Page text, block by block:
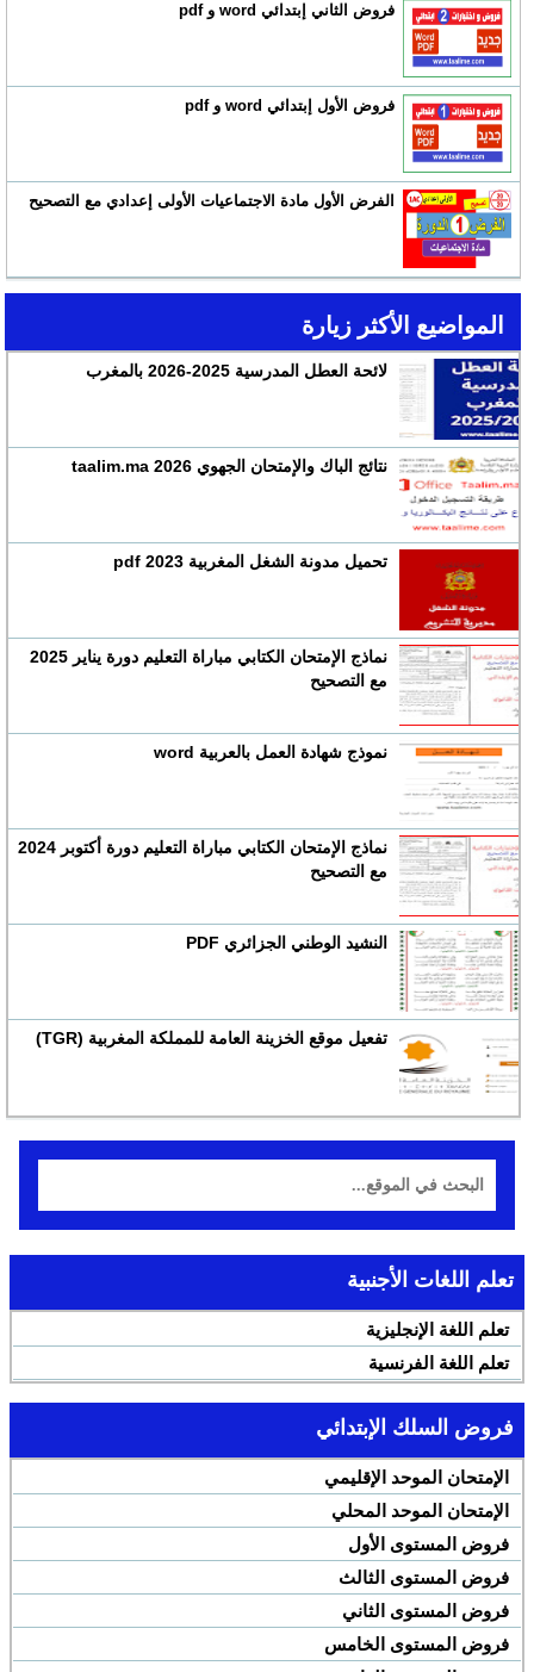
فروض الثاني إبتدائي word و pdf
فروض الأول إبتدائي word و pdf
الفرض الأول مادة الاجتماعيات الأولى إعدادي مع التصحيح
المواضيع الأكثر زيارة
لائحة العطل المدرسية 2025-2026 بالمغرب
نتائج الباك والإمتحان الجهوي 2026 taalim.ma
تحميل مدونة الشغل المغربية 2023 pdf
نماذج الإمتحان الكتابي مباراة التعليم دورة يناير 2025
مع التصحيح
نموذج شهادة العمل بالعربية word
نماذج الإمتحان الكتابي مباراة التعليم دورة أكتوبر 2024
مع التصحيح
النشيد الوطني الجزائري PDF
تفعيل موقع الخزينة العامة للمملكة المغربية (TGR)
تعلم اللغات الأجنبية
تعلم اللغة الإنجليزية
تعلم اللغة الفرنسية
فروض السلك الإبتدائي
الإمتحان الموحد الإقليمي
الإمتحان الموحد المحلي
فروض المستوى الأول
فروض المستوى الثالث
فروض المستوى الثاني
فروض المستوى الخامس